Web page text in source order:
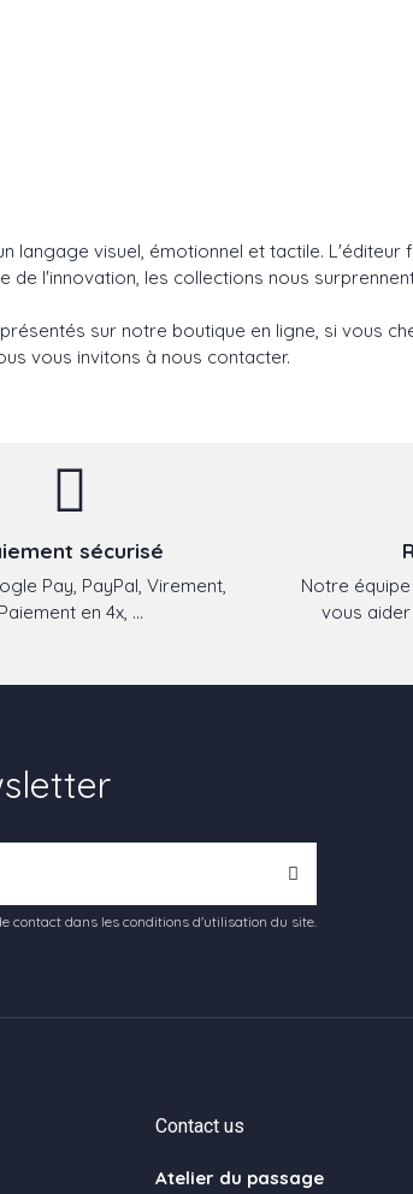
langage visuel, émotionnel et tactile. L'éditeur
l'innovation, les collections nous
sur notre boutique en ligne, si vous
vous invitons à nous contacter.
sécurisé
Pay, PayPal, Virement,
Paiement en 4x, ...
Notre
vous
contact dans les conditions d'utilisation du site.
Contact us
Atelier du passage